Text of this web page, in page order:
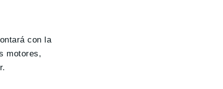
con la
motores,